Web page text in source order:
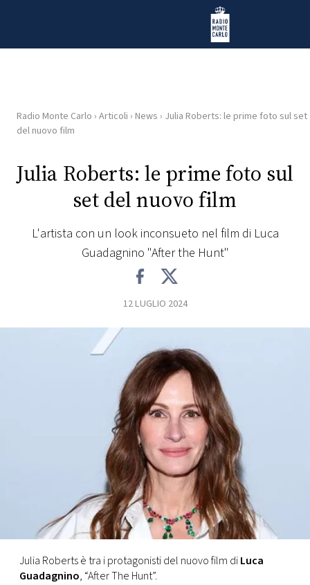
Radio Monte Carlo
HOME
RADIO
PRINCIPATO
DI
MONACO
Radio Monte Carlo › Articoli › News › Julia Roberts: le prime foto sul set
del nuovo film
Julia Roberts: le prime foto sul
set del nuovo film
L'artista con un look inconsueto nel film di Luca
Guadagnino "After the Hunt"
12 LUGLIO 2024
Julia Roberts è tra i protagonisti del nuovo film diLuca
Guadagnino, “After The Hunt”.